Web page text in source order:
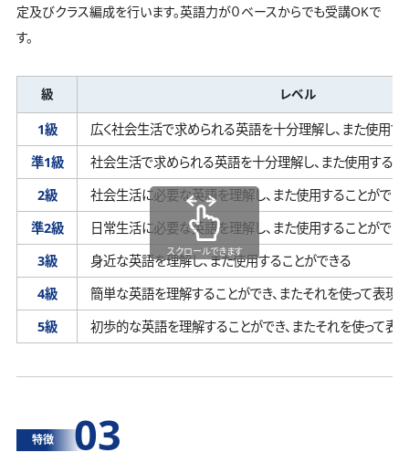
定及びクラス編成を行います。英語力が０ベースからでも受講OKで
す。
級 レベル
1級 広く社会生活で求められる英語を十分理解し、 また使用す
準1級
社会生活で求められる英語を十分理解し、 また使用するこ
2級
社会生活に必要な英語を理解し、 また使用することができ
準2級
日常生活に必要な英語を理解し、 また使用することができ
3級
身近な英語を理解し、また使用することができる
4級
簡単な英語を理解することができ、 またそれを使って表現
5級
初歩的な英語を理解することができ、 またそれを使って表
スクロールできます
特徴 03